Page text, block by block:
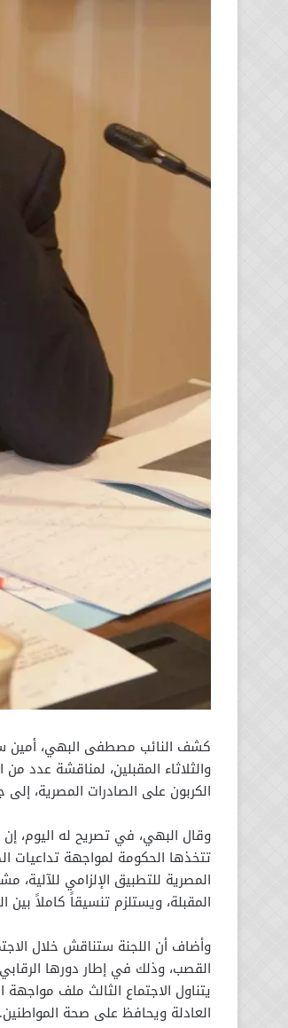
كشف النائب مصطفى البهي، أمين سر
والثلاثاء المقبلين، لمناقشة عدد
الكربون على الصادرات المصرية،
وقال البهي، في تصريح له اليوم، إن
تتخذها الحكومة لمواجهة تداعيات
المصرية للتطبيق الإلزامي للآلية،
المقبلة، ويستلزم تنسيقاً كاملاً
وأضاف أن اللجنة ستناقش خلال
القصب، وذلك في إطار دورها
يتناول الاجتماع الثالث ملف
العادلة ويحافظ على صحة المواطنين.